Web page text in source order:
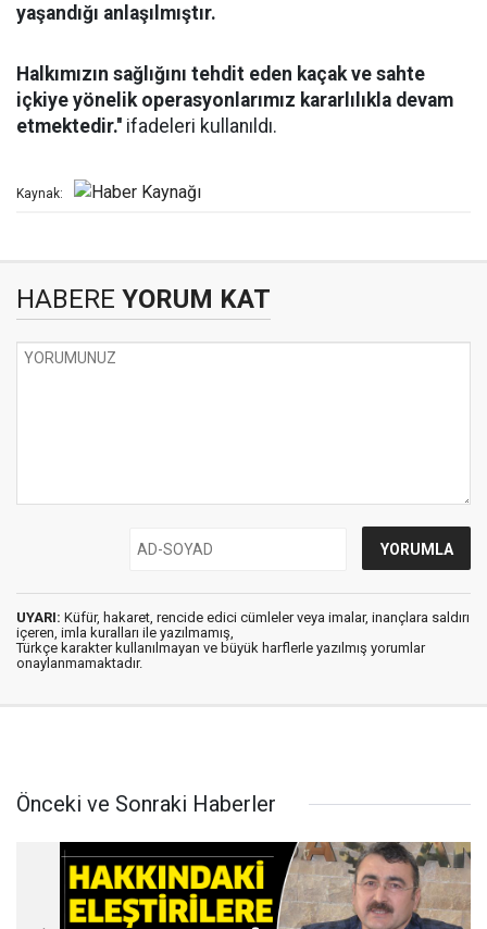
yaşandığı anlaşılmıştır.
Halkımızın sağlığını tehdit eden kaçak ve sahte
içkiye yönelik operasyonlarımız kararlılıkla devam
etmektedir.'' ifadeleri kullanıldı.
Kaynak:
HABERE YORUM KAT
UYARI: Küfür, hakaret, rencide edici cümleler veya imalar, inançlara saldırı
içeren, imla kuralları ile yazılmamış,
Türkçe karakter kullanılmayan ve büyük harflerle yazılmış yorumlar
onaylanmamaktadır.
Önceki ve Sonraki Haberler